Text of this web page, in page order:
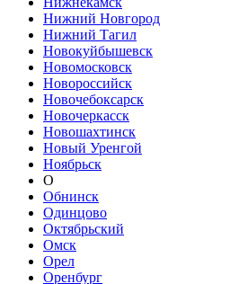
Нижний Новгород
Нижний Тагил
Новокуйбышевск
Новомосковск
Новороссийск
Новочебоксарск
Новочеркасск
Новошахтинск
Новый Уренгой
Ноябрьск
О
Обнинск
Одинцово
Октябрьский
Омск
Орел
Оренбург